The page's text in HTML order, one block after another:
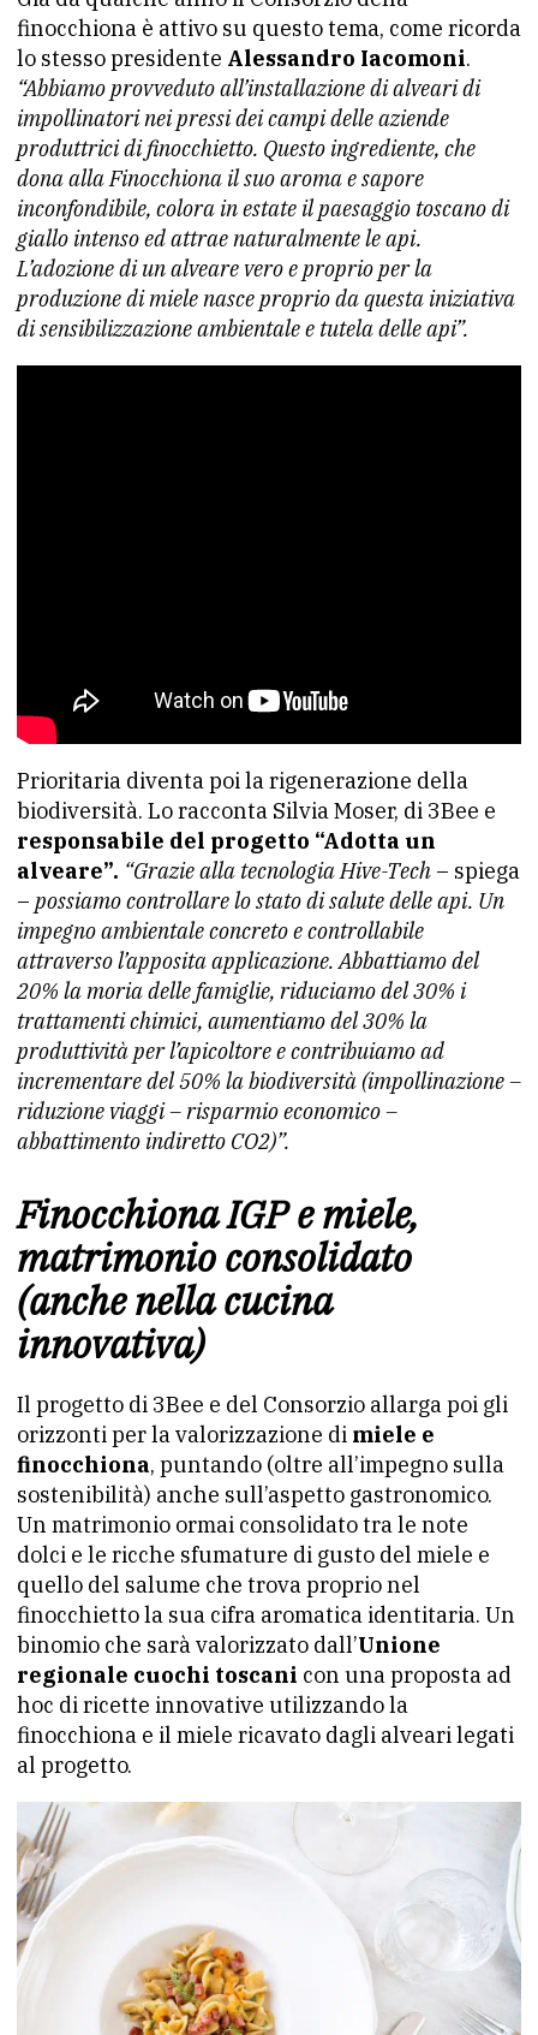
finocchiona è attivo su questo tema, come ricorda
lo stesso presidente Alessandro Iacomoni.
“Abbiamo provveduto all’installazione di alveari di
impollinatori nei pressi dei campi delle aziende
produttrici di finocchietto. Questo ingrediente, che
dona alla Finocchiona il suo aroma e sapore
inconfondibile, colora in estate il paesaggio toscano di
giallo intenso ed attrae naturalmente le api.
L’adozione di un alveare vero e proprio per la
produzione di miele nasce proprio da questa iniziativa
di sensibilizzazione ambientale e tutela delle api”.
Prioritaria diventa poi la rigenerazione della
biodiversità. Lo racconta Silvia Moser, di 3Bee e
responsabile del progetto “Adotta un
alveare”. “Grazie alla tecnologia Hive-Tech – spiega
– possiamo controllare lo stato di salute delle api. Un
impegno ambientale concreto e controllabile
attraverso l’apposita applicazione. Abbattiamo del
20% la moria delle famiglie, riduciamo del 30% i
trattamenti chimici, aumentiamo del 30% la
produttività per l’apicoltore e contribuiamo ad
incrementare del 50% la biodiversità (impollinazione –
riduzione viaggi – risparmio economico –
abbattimento indiretto CO2)”.
Finocchiona IGP e miele,
matrimonio consolidato
(anche nella cucina
innovativa)
Il progetto di 3Bee e del Consorzio allarga poi gli
orizzonti per la valorizzazione di miele e
finocchiona, puntando (oltre all’impegno sulla
sostenibilità) anche sull’aspetto gastronomico.
Un matrimonio ormai consolidato tra le note
dolci e le ricche sfumature di gusto del miele e
quello del salume che trova proprio nel
finocchietto la sua cifra aromatica identitaria. Un
binomio che sarà valorizzato dall’Unione
regionale cuochi toscani con una proposta ad
hoc di ricette innovative utilizzando la
finocchiona e il miele ricavato dagli alveari legati
al progetto.